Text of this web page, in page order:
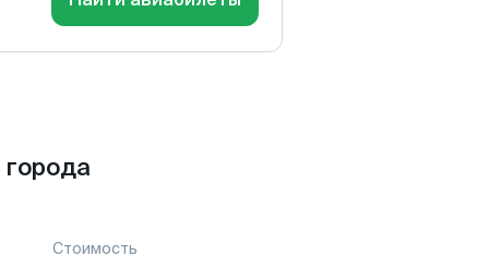
Стоимость